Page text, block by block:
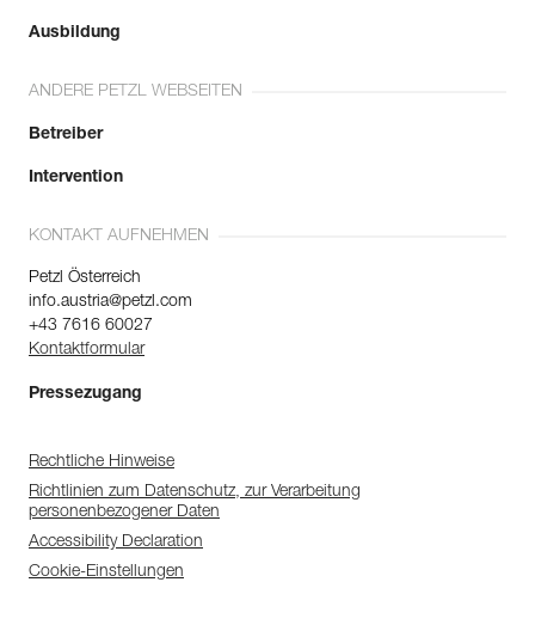
Ausbildung
ANDERE PETZL WEBSEITEN
Betreiber
Intervention
KONTAKT AUFNEHMEN
Petzl Österreich
info.austria@petzl.com
+43 7616 60027
Kontaktformular
Pressezugang
Rechtliche Hinweise
Richtlinien zum Datenschutz, zur Verarbeitung
personenbezogener Daten
Accessibility Declaration
Cookie-Einstellungen